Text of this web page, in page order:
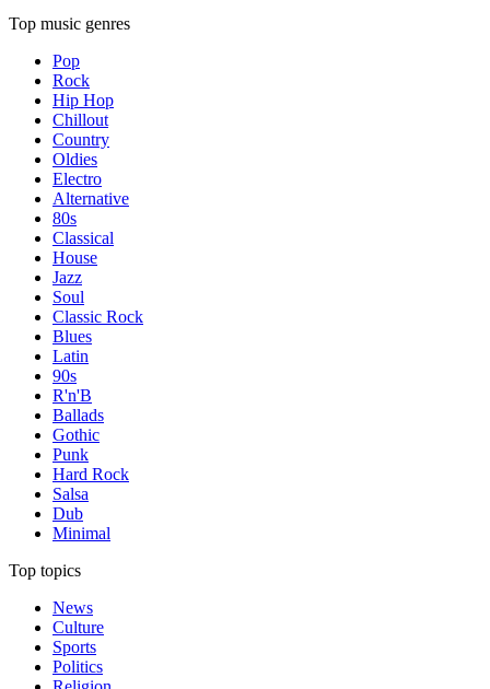
Top music genres
Pop
Rock
Hip Hop
Chillout
Country
Oldies
Electro
Alternative
80s
Classical
House
Jazz
Soul
Classic Rock
Blues
Latin
90s
R'n'B
Ballads
Gothic
Punk
Hard Rock
Salsa
Dub
Minimal
Top topics
News
Culture
Sports
Politics